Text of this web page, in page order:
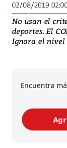
02/08/2019
No usan el
deportes. El
Ignora el nivel
Encuentra